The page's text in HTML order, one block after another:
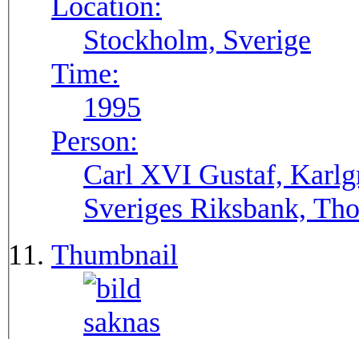
Location:
Stockholm, Sverige
Time:
1995
Person:
Carl XVI Gustaf,
Sveriges Riksbank,
Thumbnail